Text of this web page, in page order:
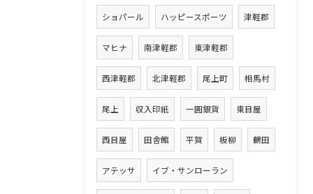
ショパール ハッピースポーツ 津軽郡
マヒナ 南津軽郡 東津軽郡
西津軽郡 北津軽郡 尾上町 相馬村
尾上 収入印紙 一圓銀貨 東目屋
西目屋 田舎館 平賀 板柳 鶴田
アテッサ イブ・サンローラン